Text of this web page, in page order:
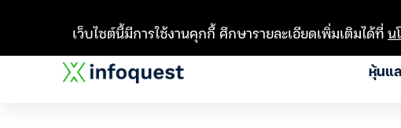
หุ้นแ
เว็บไซต์นี้มีการใช้งานคุกกี้ ศึกษารายละเอียดเพิ่มเติมได้ที่น